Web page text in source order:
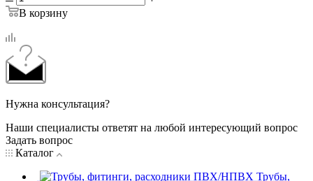
В корзину
Нужна консультация?
Наши специалисты ответят на любой интересующий вопрос
Задать вопрос
Каталог
Трубы,